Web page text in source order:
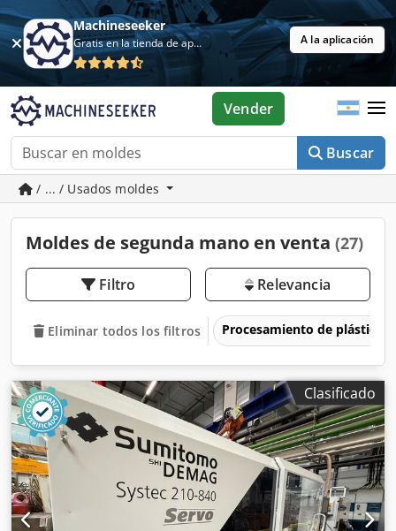
Machineseeker
Gratis en la tienda de aplicaciones A la aplicación
Buscar
Vender
/ ... / Usados moldes
Moldes de segunda mano en venta (27)
Filtro Relevancia
Eliminar todos los filtros Procesamiento de plásticos
Clasificado